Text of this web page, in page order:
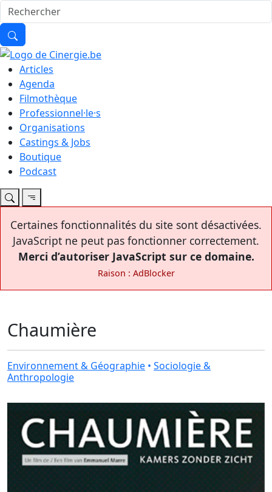
Articles
Agenda
Filmothèque
Professionnel·le·s
Organisations
Castings & Jobs
Boutique
Podcast
Certaines fonctionnalités du site sont désactivées.
JavaScript ne peut pas fonctionner correctement.
Merci d’autoriser JavaScript sur ce domaine.
Raison : AdBlocker
Chaumière
Environnement & Géographie • Sociologie &
Anthropologie